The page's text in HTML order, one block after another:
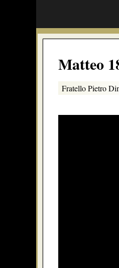
Matteo
Fratello Pietro